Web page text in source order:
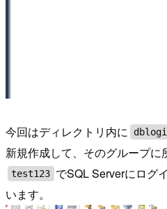
今回はディレクトリ内に
新規作成して、そのグループに
test123 でSQL Serverにログ
います。